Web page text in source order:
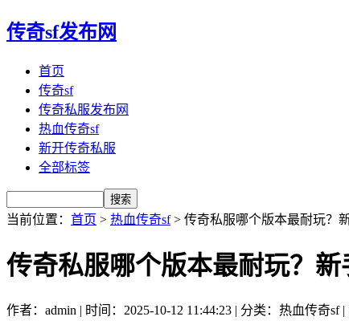
传奇sf发布网
首页
传奇sf
传奇私服发布网
热血传奇sf
新开传奇私服
全部标签
当前位置： 首页 > 热血传奇sf> 传奇私服哪个版本最耐玩？
传奇私服哪个版本最耐玩？
作者：admin | 时间：2025-10-12 11:44:23 | 分类：热血传奇sf |